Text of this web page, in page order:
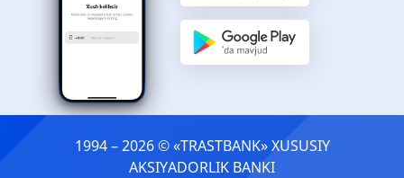
1994 – 2026 © «TRASTBANK» ХUSUSIY
AKSIYADORLIK BANKI